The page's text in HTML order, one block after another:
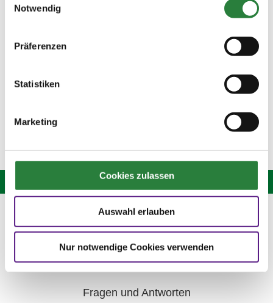
Notwendig
Präferenzen
Statistiken
Marketing
Cookies zulassen
Auswahl erlauben
Nur notwendige Cookies verwenden
Hotline: 0 900 / 18 12 345
(Festnetzpreis: 0,69 Euro / Min.)*
Sa. von 9:00 bis 15:00 Uhr
oder senden Sie uns eineE-Mail.
Fragen und Antworten